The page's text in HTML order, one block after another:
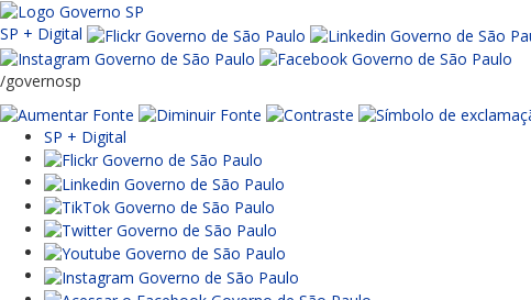
SP + Digital
/governosp
SP + Digital